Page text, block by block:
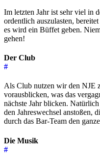
Im letzten Jahr ist sehr viel in
ordentlich auszulasten,
es wird ein Büffet geben.
gehen!
Der Club
#
Als Club nutzen wir den NJE
vorausblicken, was das
nächste Jahr blicken.
den Jahreswechsel anstoßen,
durch das Bar-Team den
Die Musik
#